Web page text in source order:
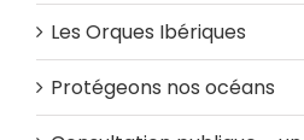
Les Orques Ibériques
Protégeons nos océans